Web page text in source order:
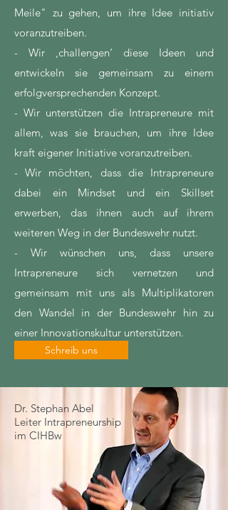
Meile" zu gehen, um ihre Idee initiativ
voranzutreiben.
- Wir ‚challengen‘ diese Ideen und
entwickeln sie gemeinsam zu einem
erfolgversprechenden Konzept.
- Wir unterstützen die Intrapreneure mit
allem, was sie brauchen, um ihre Idee
kraft eigener Initiative voranzutreiben.
- Wir möchten, dass die Intrapreneure
dabei ein Mindset und ein Skillset
erwerben, das ihnen auch auf ihrem
weiteren Weg in der Bundeswehr nutzt.
- Wir wünschen uns, dass unsere
Intrapreneure sich vernetzen und
gemeinsam mit uns als Multiplikatoren
den Wandel in der Bundeswehr hin zu
einer Innovationskultur unterstützen.
Schreib uns
Dr. Stephan Abel
Leiter Intrapreneurship
im CIHBw